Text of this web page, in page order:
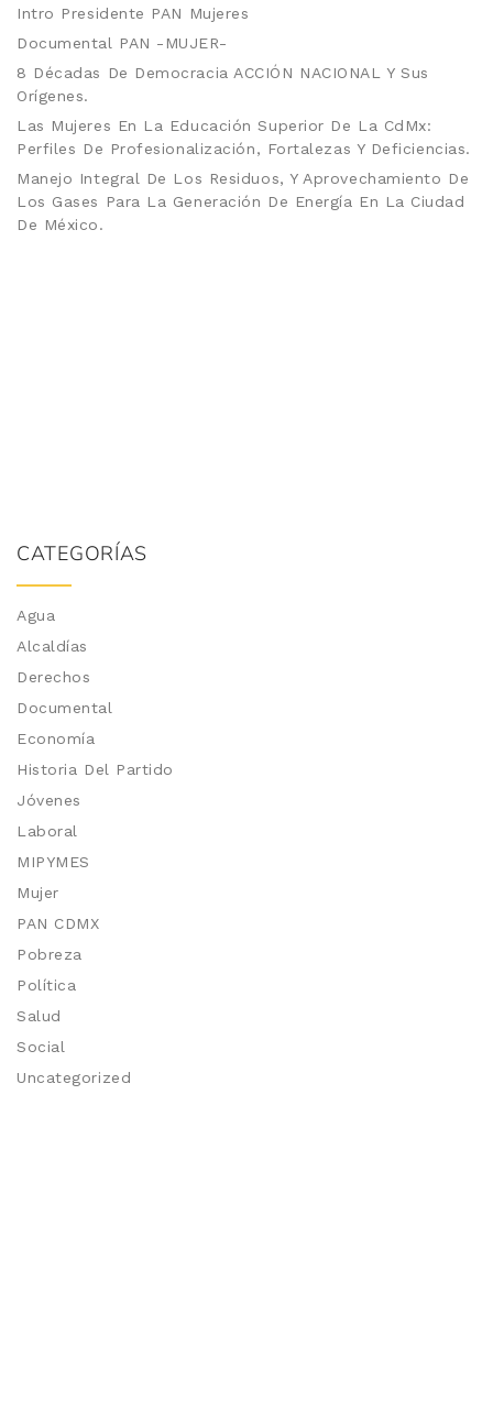
Intro Presidente PAN Mujeres
Documental PAN -MUJER-
8 Décadas De Democracia ACCIÓN NACIONAL Y Sus
Orígenes.
Las Mujeres En La Educación Superior De La CdMx:
Perfiles De Profesionalización, Fortalezas Y Deficiencias.
Manejo Integral De Los Residuos, Y Aprovechamiento De
Los Gases Para La Generación De Energía En La Ciudad
De México.
CATEGORÍAS
Agua
Alcaldías
Derechos
Documental
Economía
Historia Del Partido
Jóvenes
Laboral
MIPYMES
Mujer
PAN CDMX
Pobreza
Política
Salud
Social
Uncategorized